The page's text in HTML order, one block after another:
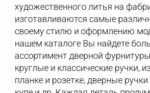
художественного литья на
изготавливаются самые
своему стилю и оформлению
нашем каталоге Вы найдете
ассортимент дверной
круглые и классические ручки,
планке и розетке, дверные